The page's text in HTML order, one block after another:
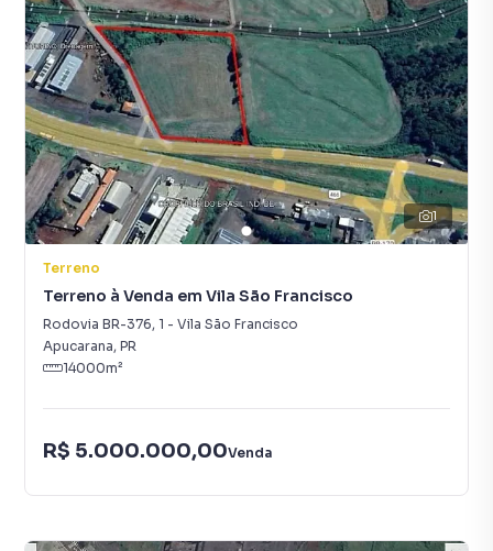
1
Terreno
Terreno à Venda em Vila São Francisco
Rodovia BR-376, 1 - Vila São Francisco
Apucarana, PR
14000m²
R$ 5.000.000,00Venda